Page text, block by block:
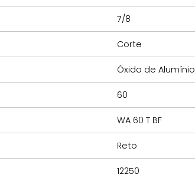
7/8
Corte
Óxido de Alumínio
60
WA 60 T BF
Reto
12250